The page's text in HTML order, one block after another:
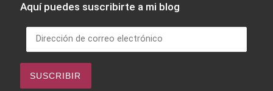
Aquí puedes suscribirte a mi blog
Dirección de correo electrónico
SUSCRIBIR